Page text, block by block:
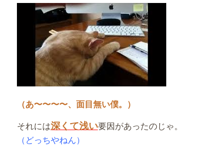
（あ〜〜〜〜、面目無い僕。）
それには深くて浅い要因があったのじゃ。
（どっちやねん）